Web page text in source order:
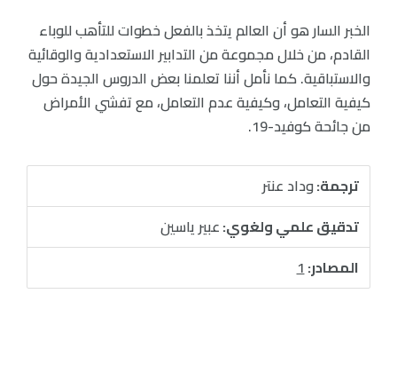
الخبر السار هو أن العالم يتخذ بالفعل خطوات للتأهب للوباء
القادم، من خلال مجموعة من التدابير الاستعدادية والوقائية
والاستباقية. كما نأمل أننا تعلمنا بعض الدروس الجيدة حول
كيفية التعامل، وكيفية عدم التعامل، مع تفشي الأمراض
من جائحة كوفيد-19.
ترجمة:وداد عنتر
تدقيق علمي ولغوي:عبير ياسين
المصادر:1